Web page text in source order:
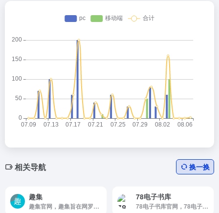
相关导航 换一换
趣集
趣集官网，趣集旨在网罗全网最齐全，最好用的资源合集
78电子书库
78电子书库官网，78电子书库是一个免费分享各种格式(epub+mobi+azw3+pdf+txt)电子书，及推荐热门畅销书单的网站